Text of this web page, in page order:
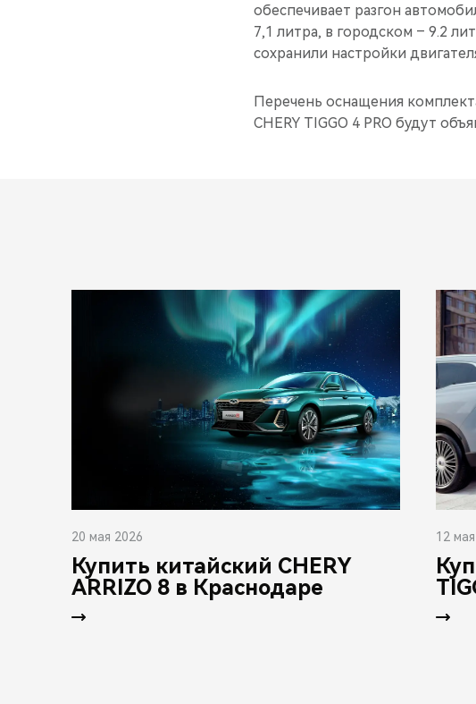
обеспечивает разгон
7,1 литра, в городском – 9.2
сохранили настройки
Перечень оснащения
CHERY TIGGO 4 PRO будут
20 мая 2026
Купить китайский CHERY
ARRIZO 8 в Краснодаре
12